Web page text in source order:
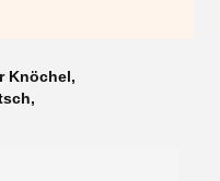
Knöchel,
,